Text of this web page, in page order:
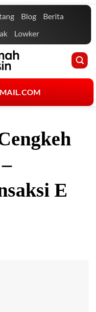
Blog
Berita
Lowker
E